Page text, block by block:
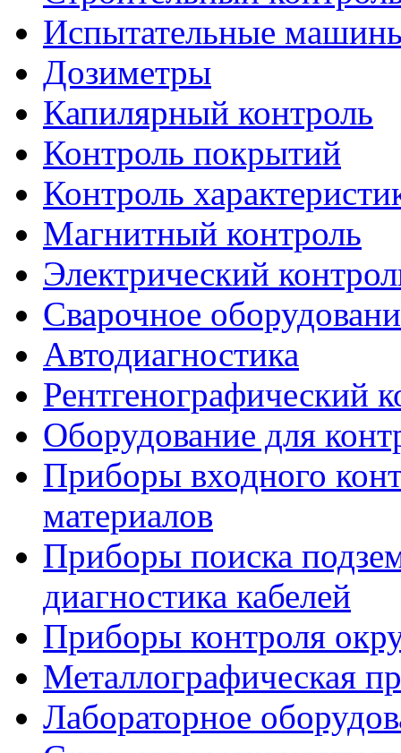
Испытательные
Дозиметры
Капилярный контроль
Контроль покрытий
Контроль
Магнитный контроль
Электрический
Сварочное
Автодиагностика
Рентгенографический
Оборудование для
Приборы входного
материалов
Приборы поиска
диагностика кабелей
Приборы контроля
Металлографическая
Лабораторное